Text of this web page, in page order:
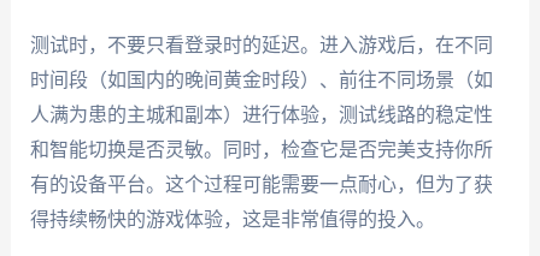
测试时，不要只看登录时的延迟。进入游戏后，在不同
时间段（如国内的晚间黄金时段）、前往不同场景（如
人满为患的主城和副本）进行体验，测试线路的稳定性
和智能切换是否灵敏。同时，检查它是否完美支持你所
有的设备平台。这个过程可能需要一点耐心，但为了获
得持续畅快的游戏体验，这是非常值得的投入。